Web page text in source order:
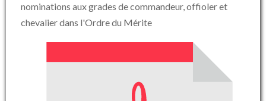
nominations aux grades de commandeur, offioler et
chevalier dans l'Ordre du Mérite